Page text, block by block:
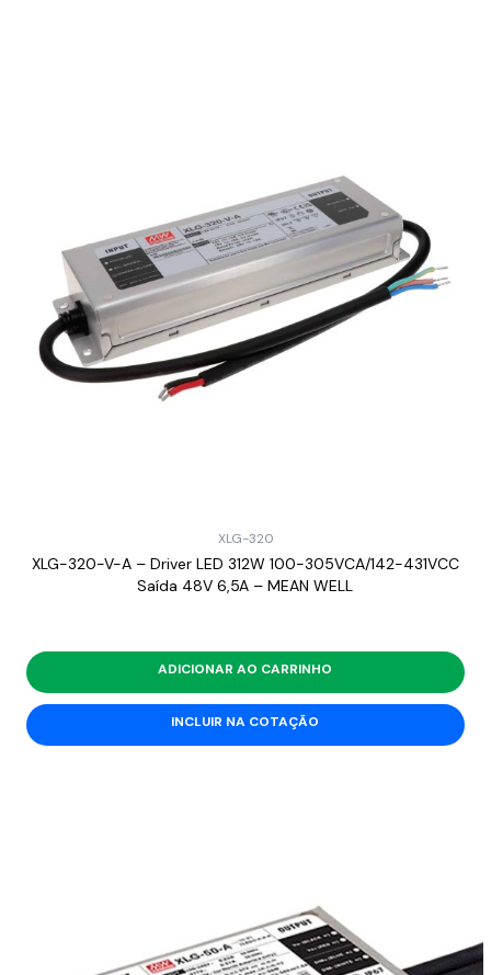
XLG-320
XLG-320-V-A – Driver LED 312W 100-305VCA/142-431VCC
Saída 48V 6,5A – MEAN WELL
ADICIONAR AO CARRINHO
INCLUIR NA COTAÇÃO